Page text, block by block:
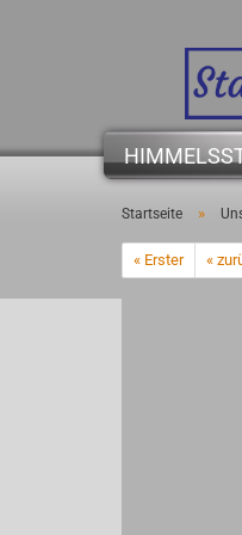
Startseite »
« Erster «